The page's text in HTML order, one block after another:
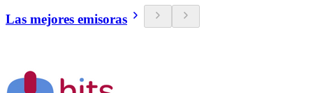
Las mejores emisoras